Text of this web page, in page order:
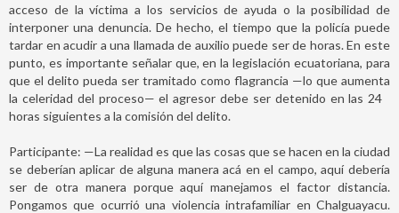
acceso de la víctima a los servicios de ayuda o la posibilidad de
interponer una denuncia. De hecho, el tiempo que la policía puede
tardar en acudir a una llamada de auxilio puede ser de horas. En este
punto, es importante señalar que, en la legislación ecuatoriana, para
que el delito pueda ser tramitado como flagrancia —lo que aumenta
la celeridad del proceso— el agresor debe ser detenido en las 24
horas siguientes a la comisión del delito.
Participante: —La realidad es que las cosas que se hacen en la ciudad
se deberían aplicar de alguna manera acá en el campo, aquí debería
ser de otra manera porque aquí manejamos el factor distancia.
Pongamos que ocurrió una violencia intrafamiliar en Chalguayacu.